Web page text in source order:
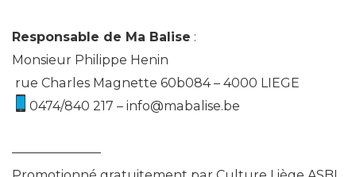
Responsable de Ma Balise :
Monsieur Philippe Henin
rue Charles Magnette 60b084 – 4000 LIEGE
0474/840 217 – info@mabalise.be
———————